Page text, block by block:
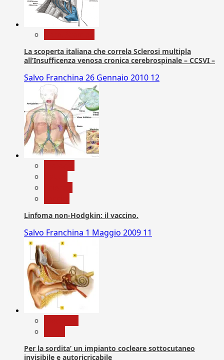
La scoperta italiana che correla Sclerosi multipla
all’Insufficenza venosa cronica cerebrospinale – CCSVI –
Salvo Franchina 26 Gennaio 2010 12
Linfoma non-Hodgkin: il vaccino.
Salvo Franchina 1 Maggio 2009 11
Per la sordita’ un impianto cocleare sottocutaneo
invisibile e autoricricabile